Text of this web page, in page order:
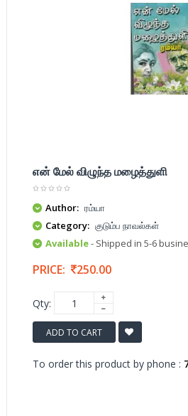
என் மேல் விழுந்த மழைத்துளி
Author: ரம்யா
Category: குடும்ப நாவல்கள்
Available- Shipped in 5-6
PRICE: 250.00
Qty:
ADD TO CART
To order this product by phone :